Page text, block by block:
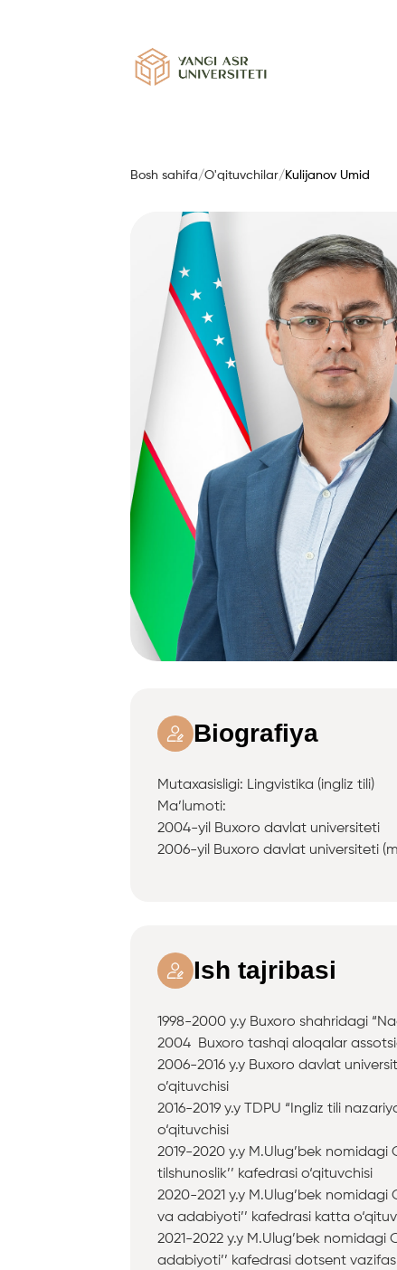
Bosh sahifa/O'qituvchilar/ Kulijanov Umid
Biografiya
Mutaxasisligi: Lingvistika (ingliz tili)
Ma’lumoti:
2004-yil Buxoro davlat universiteti
2006-yil Buxoro davlat universiteti
Ish tajribasi
1998-2000 y.y Buxoro shahridagi
2004 Buxoro tashqi aloqalar
2006-2016 y.y Buxoro davlat
o’qituvchisi
2016-2019 y.y TDPU “Ingliz tili
o‘qituvchisi
2019-2020 y.y M.Ulug’bek nomidagi
tilshunoslik’’ kafedrasi o‘qituvchisi
2020-2021 y.y M.Ulug’bek nomidagi
va adabiyoti’’ kafedrasi katta
2021-2022 y.y M.Ulug’bek nomidagi
adabiyoti’’ kafedrasi dotsent